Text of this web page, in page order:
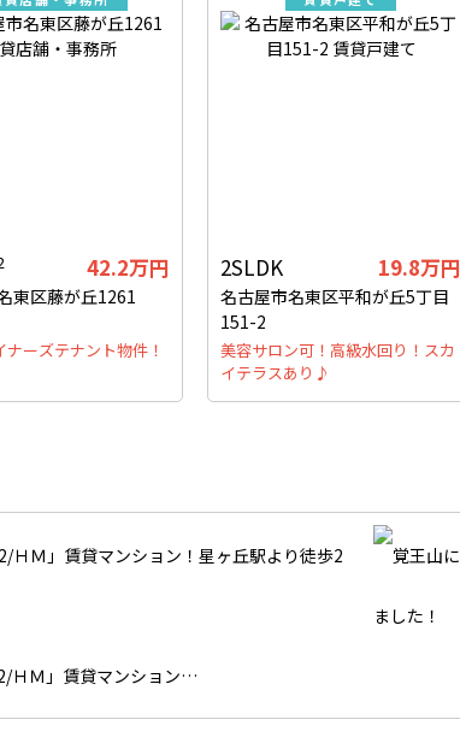
42.2万円
東区藤が丘1261
ーズテナント物件！
2SLDK 19.8万円
名古屋市名東区平和が丘5丁目
151-2
美容サロン可！高級水回り！スカ
イテラスあり♪
ＨＭ」賃貸マンション…